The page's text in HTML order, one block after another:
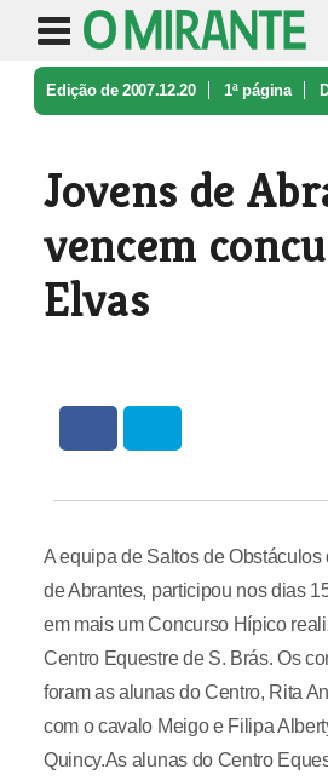
Edição de 2007.12.20 1ª página
Jovens de
vencem
Elvas
A equipa de Saltos de
de Abrantes, participou nos dias
em mais um Concurso Hípico
Centro Equestre de S. Brás. Os
foram as alunas do Centro, Rita
com o cavalo Meigo e Filipa
Quincy.As alunas do Centro